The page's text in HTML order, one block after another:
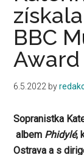
BBC
Award
6.5.2022 by
Sopranistka
albem Phidylé,
Ostrava a s